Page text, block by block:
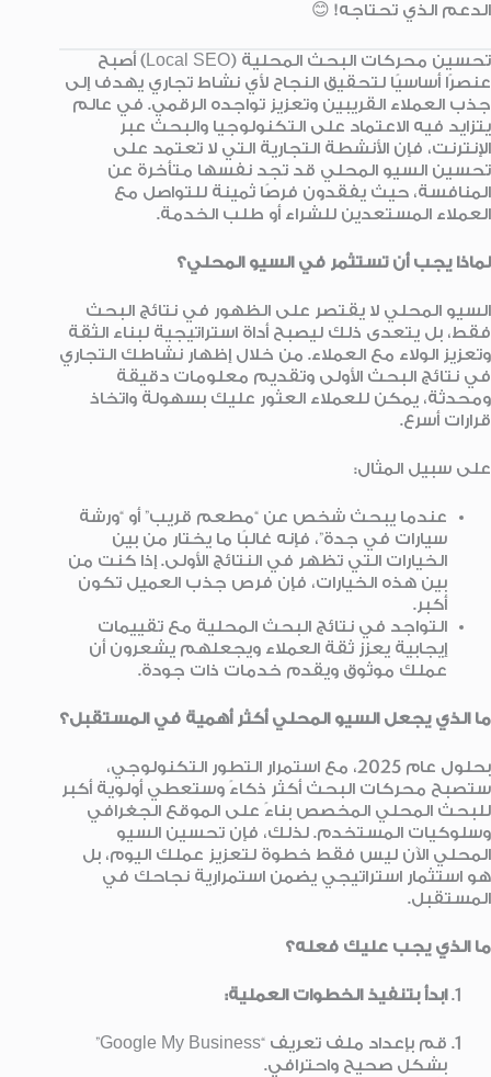
الدعم الذي تحتاجه! 😊
تحسين محركات البحث المحلية (Local SEO) أصبح
عنصرًا أساسيًا لتحقيق النجاح لأي نشاط تجاري يهدف إلى
جذب العملاء القريبين وتعزيز تواجده الرقمي. في عالم
يتزايد فيه الاعتماد على التكنولوجيا والبحث عبر
الإنترنت، فإن الأنشطة التجارية التي لا تعتمد على
تحسين السيو المحلي قد تجد نفسها متأخرة عن
المنافسة، حيث يفقدون فرصًا ثمينة للتواصل مع
العملاء المستعدين للشراء أو طلب الخدمة.
لماذا يجب أن تستثمر في السيو المحلي؟
السيو المحلي لا يقتصر على الظهور في نتائج البحث
فقط، بل يتعدى ذلك ليصبح أداة استراتيجية لبناء الثقة
وتعزيز الولاء مع العملاء. من خلال إظهار نشاطك التجاري
في نتائج البحث الأولى وتقديم معلومات دقيقة
ومحدثة، يمكن للعملاء العثور عليك بسهولة واتخاذ
قرارات أسرع.
على سبيل المثال:
عندما يبحث شخص عن “مطعم قريب” أو “ورشة
سيارات في جدة”، فإنه غالبًا ما يختار من بين
الخيارات التي تظهر في النتائج الأولى. إذا كنت من
بين هذه الخيارات، فإن فرص جذب العميل تكون
أكبر.
التواجد في نتائج البحث المحلية مع تقييمات
إيجابية يعزز ثقة العملاء ويجعلهم يشعرون أن
عملك موثوق ويقدم خدمات ذات جودة.
ما الذي يجعل السيو المحلي أكثر أهمية في المستقبل؟
بحلول عام 2025، مع استمرار التطور التكنولوجي،
ستصبح محركات البحث أكثر ذكاءً وستعطي أولوية أكبر
للبحث المحلي المخصص بناءً على الموقع الجغرافي
وسلوكيات المستخدم. لذلك، فإن تحسين السيو
المحلي الآن ليس فقط خطوة لتعزيز عملك اليوم، بل
هو استثمار استراتيجي يضمن استمرارية نجاحك في
المستقبل.
ما الذي يجب عليك فعله؟
ابدأ بتنفيذ الخطوات العملية:
قم بإعداد ملف تعريف “Google My Business”
بشكل صحيح واحترافي.